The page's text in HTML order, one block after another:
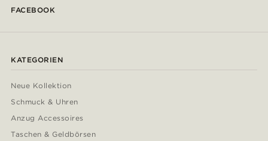
FACEBOOK
KATEGORIEN
Neue Kollektion
Schmuck & Uhren
Anzug Accessoires
Taschen & Geldbörsen